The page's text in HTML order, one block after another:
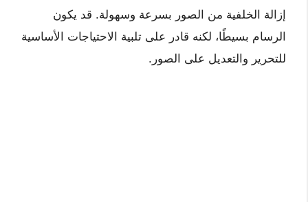
إزالة الخلفية من الصور بسرعة وسهولة. قد يكون
الرسام بسيطًا، لكنه قادر على تلبية الاحتياجات الأساسية
للتحرير والتعديل على الصور.